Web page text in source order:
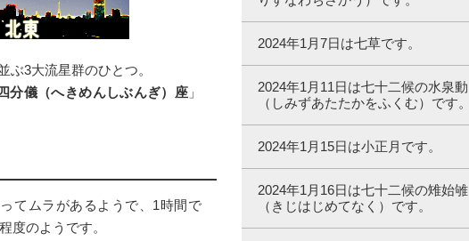
ぶ3大流星群のひとつ。
分儀（へきめんしぶんぎ）座 」
てムラがあるようで、1時間で
度のようです。
2024年1月7日は七草です。
2024年1月11日は七十二候の水泉動
（しみずあたたかをふくむ）です。
2024年1月15日は小正月です。
2024年1月16日は七十二候の雉始雊
（きじはじめてなく）です。